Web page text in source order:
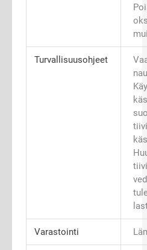
Turvallisuusohjeet
Varastointi